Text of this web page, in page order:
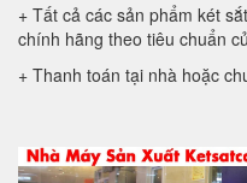
+ Tất cả các sản phẩm két
chính hãng theo tiêu chuẩn
+ Thanh toán tại nhà hoặc